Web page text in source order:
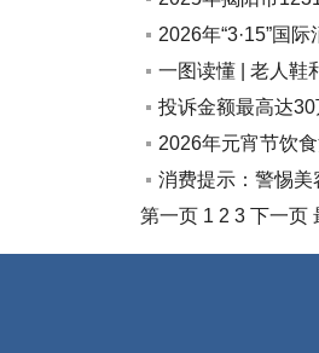
2026年“3·15”国
一图读懂 | 老人鞋
投诉金额最高达
2026年元宵节饮
消费提示：警惕
第一页 1 2 3 下一页